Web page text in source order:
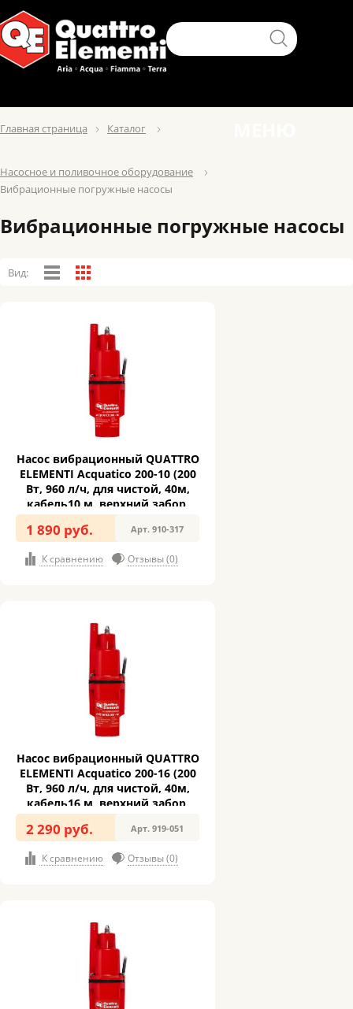
Главная страница Каталог
Насосное и поливочное оборудование
Вибрационные погружные насосы
Вибрационные погружные насосы
Вид:
Насос вибрационный QUATTRO
ELEMENTI Acquatico 200-10 (200
Вт, 960 л/ч, для чистой, 40м,
кабель10 м, верхний забор,
2,4кг) (910-317)
1 890 руб. Арт. 910-317
К сравнению Отзывы (0)
Насос вибрационный QUATTRO
ELEMENTI Acquatico 200-16 (200
Вт, 960 л/ч, для чистой, 40м,
кабель16 м, верхний забор,
2,7кг) (919-051)
2 290 руб. Арт. 919-051
К сравнению Отзывы (0)